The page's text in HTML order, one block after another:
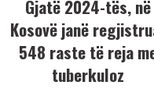
Gjatë 2024-tës, në
Kosovë janë
548 raste të reja
tuberkuloz